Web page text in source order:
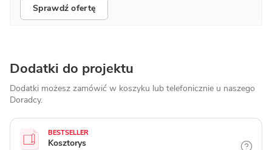
Sprawdź ofertę
Dodatki do projektu
Dodatki możesz zamówić w koszyku lub telefonicznie u naszego
Doradcy.
BESTSELLER
Kosztorys